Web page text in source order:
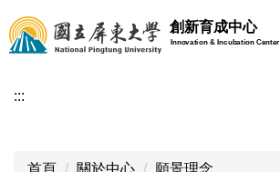
跳
到
主
內
創新育成中心
Innovation & Incubation Center
:::
首頁 關於中心 願景理念